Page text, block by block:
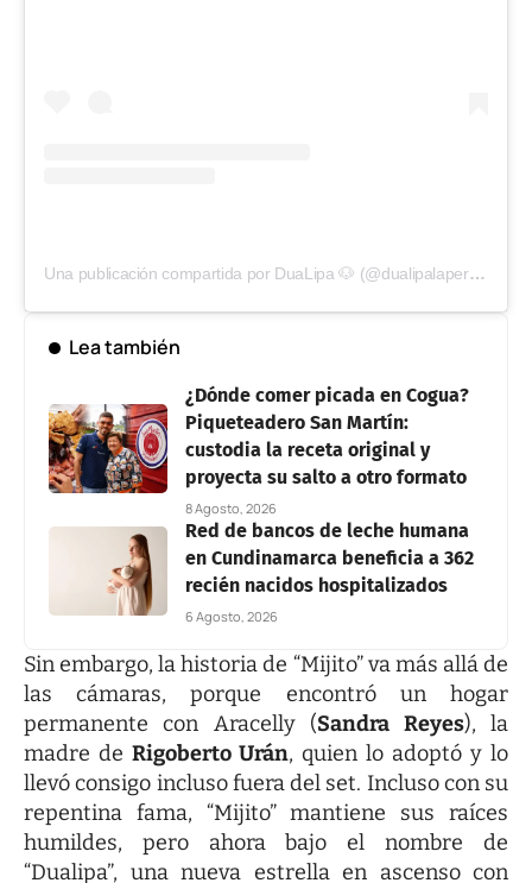
Una publicación compartida por DuaLipa 🐶 (@dualipalaperrita)
Lea también
¿Dónde comer picada en Cogua?
Piqueteadero San Martín:
custodia la receta original y
proyecta su salto a otro formato
8 Agosto, 2026
Red de bancos de leche humana
en Cundinamarca beneficia a 362
recién nacidos hospitalizados
6 Agosto, 2026
Sin embargo, la historia de “Mijito” va más allá de
las cámaras, porque encontró un hogar
permanente con Aracelly (Sandra Reyes), la
madre de Rigoberto Urán, quien lo adoptó y lo
llevó consigo incluso fuera del set. Incluso con su
repentina fama, “Mijito” mantiene sus raíces
humildes, pero ahora bajo el nombre de
“Dualipa”, una nueva estrella en ascenso con